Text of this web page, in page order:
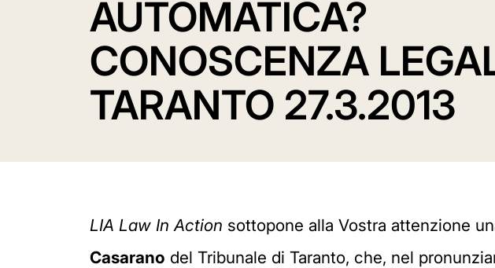
AUTOMATICA?
CONOSCENZA
TARANTO 27.3.2013
LIA Law In Action sottopone alla Vostra attenzione
Casarano del Tribunale di Taranto, che, nel